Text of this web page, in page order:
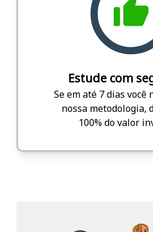
Estude com
Se em até 7 dias você
nossa metodologia,
100% do valor